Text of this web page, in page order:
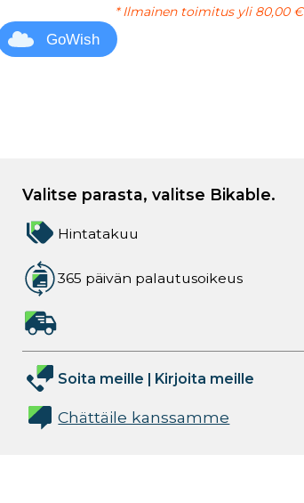
* Ilmainen toimitus yli 80,00 €
GoWish
Valitse parasta, valitse Bikable.
Hintatakuu
365 päivän palautusoikeus
Soita meille | Kirjoita meille
Chättäile kanssamme